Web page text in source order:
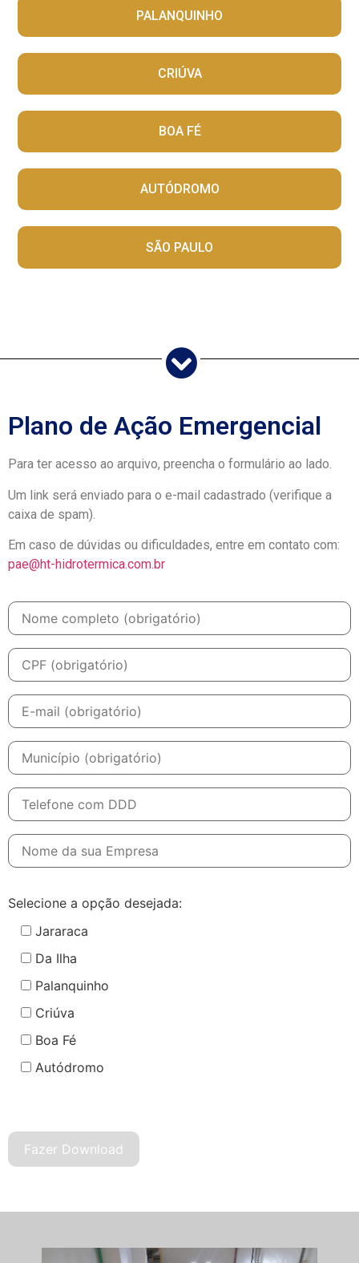
PALANQUINHO
CRIÚVA
BOA FÉ
AUTÓDROMO
SÃO PAULO
Plano de Ação Emergencial
Para ter acesso ao arquivo, preencha o formulário ao lado.
Um link será enviado para o e-mail cadastrado (verifique a
caixa de spam).
Em caso de dúvidas ou dificuldades, entre em contato com:
pae@ht-hidrotermica.com.br
Selecione a opção desejada:
Jararaca
Da Ilha
Palanquinho
Criúva
Boa Fé
Autódromo